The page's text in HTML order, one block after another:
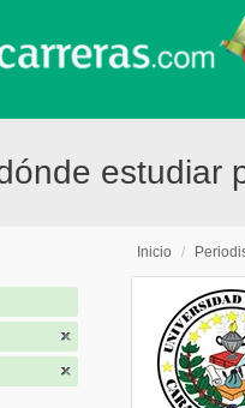
estudiar
Inicio /